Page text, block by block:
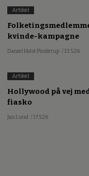
Artikel
kvinde-kampagne
Daniel Holst Pinderup / 13.5.26
Artikel
Hollywood på vej
fiasko
Jan Lund / 17.5.26